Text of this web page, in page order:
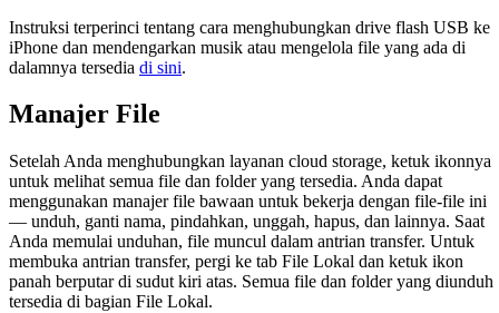
Instruksi terperinci tentang cara menghubungkan drive flash USB ke
iPhone dan mendengarkan musik atau mengelola file yang ada di
dalamnya tersedia di sini.
Manajer File
Setelah Anda menghubungkan layanan cloud storage, ketuk ikonnya
untuk melihat semua file dan folder yang tersedia. Anda dapat
menggunakan manajer file bawaan untuk bekerja dengan file-file ini
— unduh, ganti nama, pindahkan, unggah, hapus, dan lainnya. Saat
Anda memulai unduhan, file muncul dalam antrian transfer. Untuk
membuka antrian transfer, pergi ke tab File Lokal dan ketuk ikon
panah berputar di sudut kiri atas. Semua file dan folder yang diunduh
tersedia di bagian File Lokal.